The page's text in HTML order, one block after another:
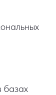
базах